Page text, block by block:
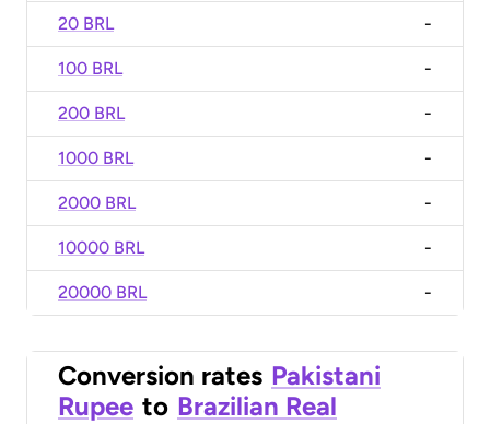
20 BRL -
100 BRL -
200 BRL -
1000 BRL -
2000 BRL -
10000 BRL -
20000 BRL -
Conversion rates Pakistani
Rupee to Brazilian Real